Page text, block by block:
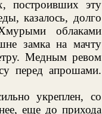
построивших эту
казалось, долго
облаками
замка на мачту
Медным ревом
перед апрошами.
укреплен, со
еще до прихода